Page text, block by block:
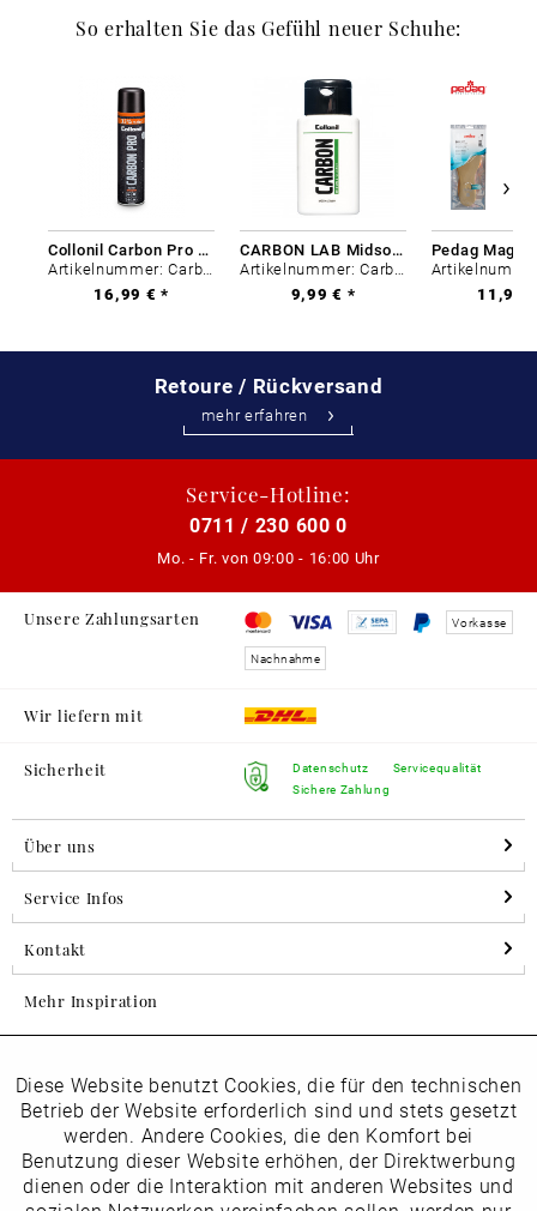
So erhalten Sie das Gefühl neuer Schuhe:
Collonil Carbon Pro 400 ml
Artikelnummer: Carbon-0
16,99 € *
CARBON LAB Midsole Cleaner
Artikelnummer: Carbon-0
9,99 € *
11,99
Retoure / Rückversand
mehr erfahren
Service-Hotline:
0711 / 230 600 0
Mo. - Fr. von 09:00 - 16:00 Uhr
Unsere Zahlungsarten Vorkasse
Nachnahme
Wir liefern mit
Sicherheit
Datenschutz
Sichere Zahlung
Servicequalität
Über uns
Service Infos
Kontakt
Mehr Inspiration
Folgen Sie uns auf Instagram
horsch_schuhe
Funktionale Aktiv
Marketing Inaktiv
Diese Website benutzt Cookies, die für den technischen
Betrieb der Website erforderlich sind und stets gesetzt
werden. Andere Cookies, die den Komfort bei
Benutzung dieser Website erhöhen, der Direktwerbung
dienen oder die Interaktion mit anderen Websites und